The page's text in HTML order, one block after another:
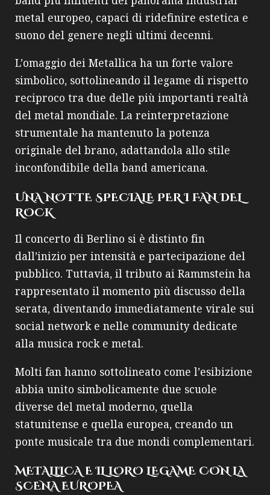
metal europeo, capaci di ridefinire estetica e
suono del genere negli ultimi decenni.
L’omaggio dei Metallica ha un forte valore
simbolico, sottolineando il legame di rispetto
reciproco tra due delle più importanti realtà
del metal mondiale. La reinterpretazione
strumentale ha mantenuto la potenza
originale del brano, adattandola allo stile
inconfondibile della band americana.
UNA NOTTE SPECIALE PER I FAN DEL
ROCK
Il concerto di Berlino si è distinto fin
dall’inizio per intensità e partecipazione del
pubblico. Tuttavia, il tributo ai Rammstein ha
rappresentato il momento più discusso della
serata, diventando immediatamente virale sui
social network e nelle community dedicate
alla musica rock e metal.
Molti fan hanno sottolineato come l’esibizione
abbia unito simbolicamente due scuole
diverse del metal moderno, quella
statunitense e quella europea, creando un
ponte musicale tra due mondi complementari.
METALLICA E IL LORO LEGAME CON LA
SCENA EUROPEA